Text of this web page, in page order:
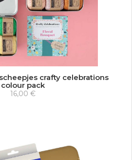
crafty celebrations
colour pack
16,00 €